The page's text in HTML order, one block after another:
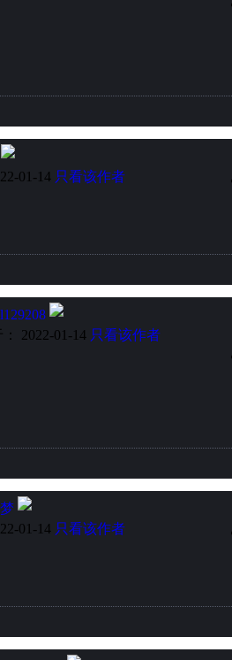
01-14 只看该作者
2022-01-14 只看该作者
01-14 只看该作者